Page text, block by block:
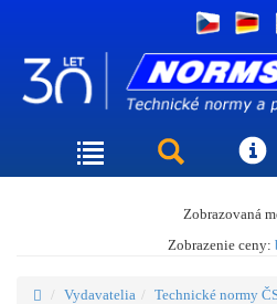
Zobrazovaná
Zobrazenie ceny:
Vydavatelia Technické normy